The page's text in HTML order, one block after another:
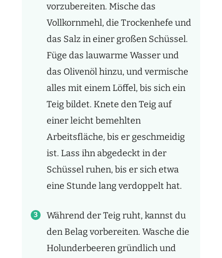
vorzubereiten. Mische das
Vollkornmehl, die Trockenhefe und
das Salz in einer großen Schüssel.
Füge das lauwarme Wasser und
das Olivenöl hinzu, und vermische
alles mit einem Löffel, bis sich ein
Teig bildet. Knete den Teig auf
einer leicht bemehlten
Arbeitsfläche, bis er geschmeidig
ist. Lass ihn abgedeckt in der
Schüssel ruhen, bis er sich etwa
eine Stunde lang verdoppelt hat.
Während der Teig ruht, kannst du
den Belag vorbereiten. Wasche die
Holunderbeeren gründlich und